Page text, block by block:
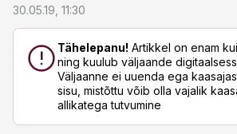
30.05.19, 11:30
Tähelepanu! Artikkel on enam
ning kuulub väljaande
Väljaanne ei uuenda ega
sisu, mistõttu võib olla vajalik
allikatega tutvumine